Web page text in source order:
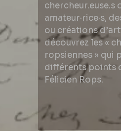
chercheur.euse.s
amateur·rice·s,
ou créations
découvrez les «
ropsiennes » qui
différents points
Félicien Rops.